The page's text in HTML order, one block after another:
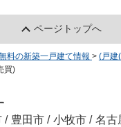
ページトップへ
料の新築一戸建て情報 > (戸建
買)
/ 豊田市 / 小牧市 / 名古